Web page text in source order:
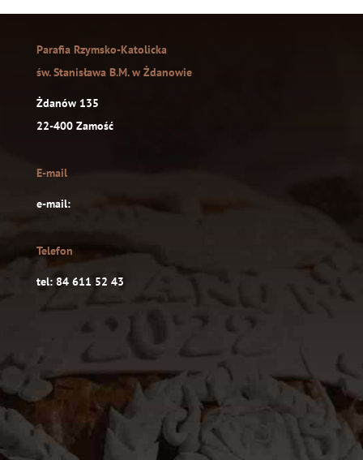
Parafia Rzymsko-Katolicka
św. Stanisława B.M. w Żdanowie
Żdanów 135
22-400 Zamość
E-mail
e-mail:
Telefon
tel: 84 611 52 43